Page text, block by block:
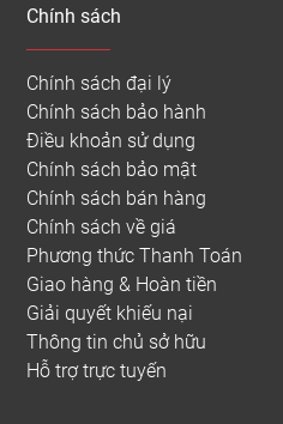
Chính sách
Chính sách đại lý
Chính sách bảo hành
Điều khoản sử dụng
Chính sách bảo mật
Chính sách bán hàng
Chính sách về giá
Phương thức Thanh Toán
Giao hàng & Hoàn tiền
Giải quyết khiếu nại
Thông tin chủ sở hữu
Hỗ trợ trực tuyến